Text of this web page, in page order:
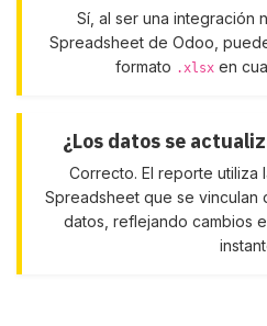
Sí, al ser una integración
Spreadsheet de Odoo,
formato .xlsxen
¿Los datos se
Correcto. El reporte utiliza
Spreadsheet que se vinculan
datos, reflejando cambios